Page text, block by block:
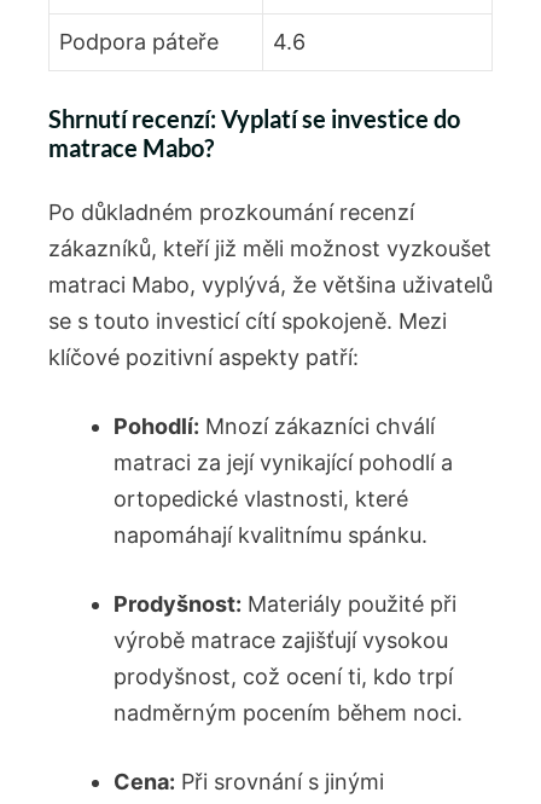
Podpora páteře 4.6
Shrnutí recenzí: Vyplatí se investice do
matrace Mabo?
Po důkladném prozkoumání recenzí
zákazníků, kteří již měli možnost vyzkoušet
matraci Mabo, vyplývá, že většina uživatelů
se s touto investicí cítí spokojeně. Mezi
klíčové pozitivní aspekty patří:
Pohodlí: Mnozí zákazníci chválí
matraci za její vynikající pohodlí a
ortopedické vlastnosti, které
napomáhají kvalitnímu spánku.
Prodyšnost: Materiály použité při
výrobě matrace zajišťují vysokou
prodyšnost, což ocení ti, kdo trpí
nadměrným pocením během noci.
Cena: Při srovnání s jinými